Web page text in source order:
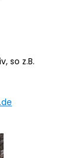
so z.B.